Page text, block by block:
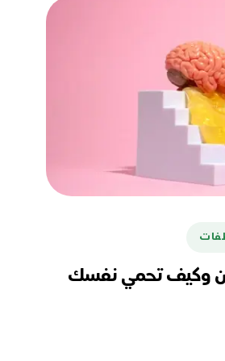
وكيف تحمي نفسك